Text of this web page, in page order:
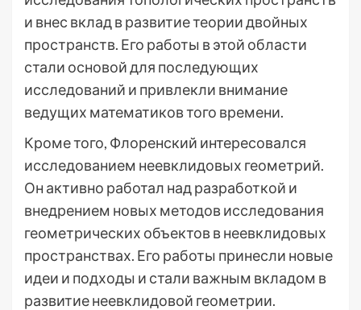
и внес вклад в развитие теории двойных
пространств. Его работы в этой области
стали основой для последующих
исследований и привлекли внимание
ведущих математиков того времени.
Кроме того, Флоренский интересовался
исследованием неевклидовых геометрий.
Он активно работал над разработкой и
внедрением новых методов исследования
геометрических объектов в неевклидовых
пространствах. Его работы принесли новые
идеи и подходы и стали важным вкладом в
развитие неевклидовой геометрии.